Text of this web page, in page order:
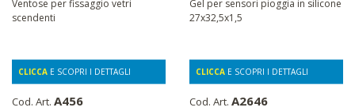
Ventose per fissaggio vetri
scendenti
CLICCA E SCOPRI I DETTAGLI
Cod. Art. A456
Gel per sensori pioggia in silicone
27x32,5x1,5
CLICCA E SCOPRI I DETTAGLI
Cod. Art. A2646